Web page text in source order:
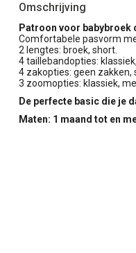
Omschrijving
Patroon voor babybroek
Comfortabele pasvorm
2 lengtes: broek, short.
4 taillebandopties:
4 zakopties: geen
3 zoomopties: klassiek,
De perfecte basic die je
Maten: 1 maand tot en